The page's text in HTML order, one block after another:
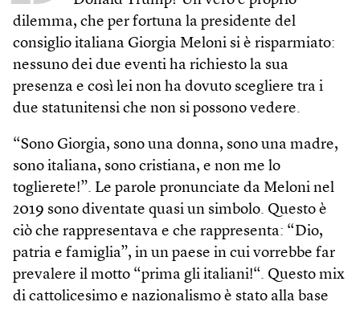
dilemma, che per fortuna la presidente del
consiglio italiana Giorgia Meloni si è risparmiato:
nessuno dei due eventi ha richiesto la sua
presenza e così lei non ha dovuto scegliere tra i
due statunitensi che non si possono vedere.
“Sono Giorgia, sono una donna, sono una madre,
sono italiana, sono cristiana, e non me lo
toglierete!”. Le parole pronunciate da Meloni nel
2019 sono diventate quasi un simbolo. Questo è
ciò che rappresentava e che rappresenta: “Dio,
patria e famiglia”, in un paese in cui vorrebbe far
prevalere il motto “prima gli italiani!“. Questo mix
di cattolicesimo e nazionalismo è stato alla base